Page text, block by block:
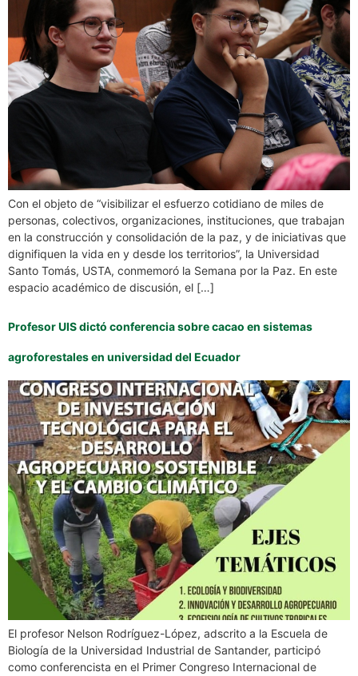
Con el objeto de “visibilizar el esfuerzo cotidiano de miles de
personas, colectivos, organizaciones, instituciones, que trabajan
en la construcción y consolidación de la paz, y de iniciativas que
dignifiquen la vida en y desde los territorios”, la Universidad
Santo Tomás, USTA, conmemoró la Semana por la Paz. En este
espacio académico de discusión, el […]
Profesor UIS dictó conferencia sobre cacao en sistemas
agroforestales en universidad del Ecuador
El profesor Nelson Rodríguez-López, adscrito a la Escuela de
Biología de la Universidad Industrial de Santander, participó
como conferencista en el Primer Congreso Internacional de